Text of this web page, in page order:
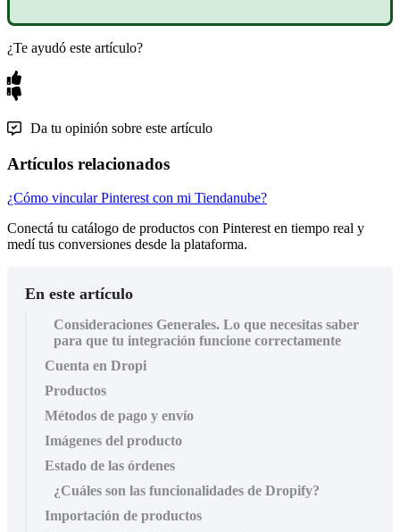
¿Te ayudó este artículo?
Da tu opinión sobre este artículo
Artículos relacionados
¿Cómo vincular Pinterest con mi Tiendanube?
Conectá tu catálogo de productos con Pinterest en tiempo real y
medí tus conversiones desde la plataforma.
En este artículo
Consideraciones Generales. Lo que necesitas saber
para que tu integración funcione correctamente
Cuenta en Dropi
Productos
Métodos de pago y envío
Imágenes del producto
Estado de las órdenes
¿Cuáles son las funcionalidades de Dropify?
Importación de productos